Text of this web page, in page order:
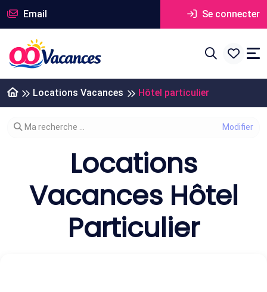
Email Se connecter
Locations Vacances Hôtel particulier
Modifier votre recherche
Ma recherche ...
Locations
Vacances Hôtel
Particulier